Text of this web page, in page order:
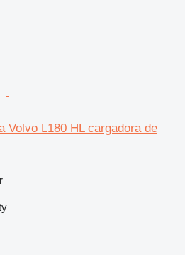
Volvo L180 HL cargadora de